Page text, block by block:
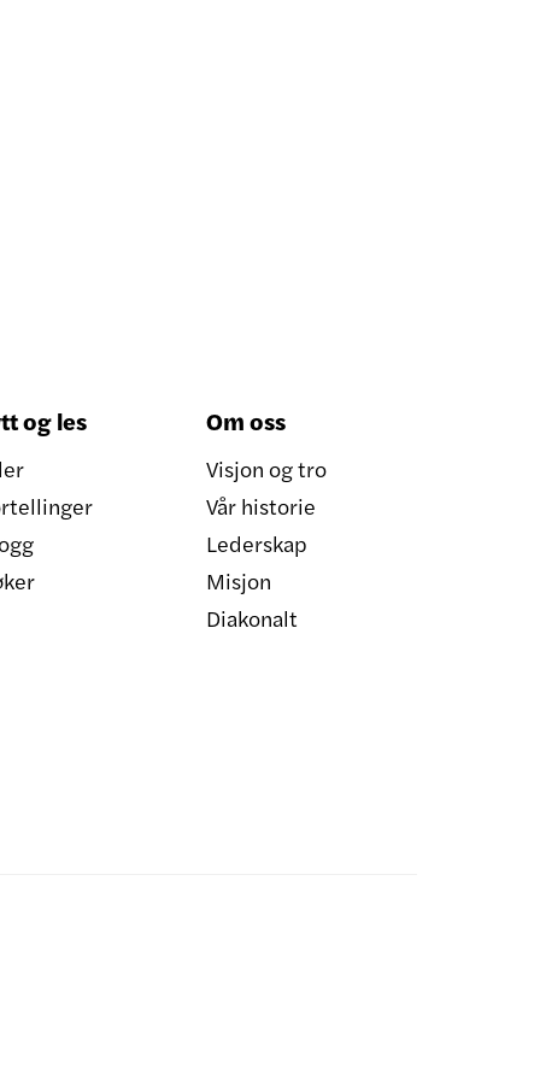
og les Om oss
Visjon og tro
Vår historie
Lederskap
Misjon
Diakonalt